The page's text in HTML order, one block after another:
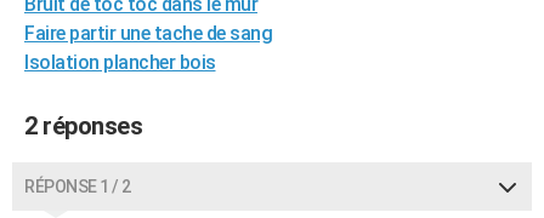
Dictionnaire
Biographies
Citations
Expressions
Proverbes
PROGRAMME TV
COPAINS D'AVANT
AVIS DE DÉCÈS
Faire partir une tache de sang
Isolation plancher bois
2 réponses
RÉPONSE 1 / 2